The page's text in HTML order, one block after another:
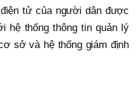
tử của người dân được
hệ thống thông tin quản lý
sở và hệ thống giám định